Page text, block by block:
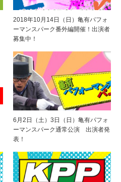
2018年10月14日（日）亀有パフォ
ーマンスパーク番外編開催！出演者
募集中！
6月2日（土）3日（日）亀有パフォ
ーマンスパーク通常公演 出演者発
表！